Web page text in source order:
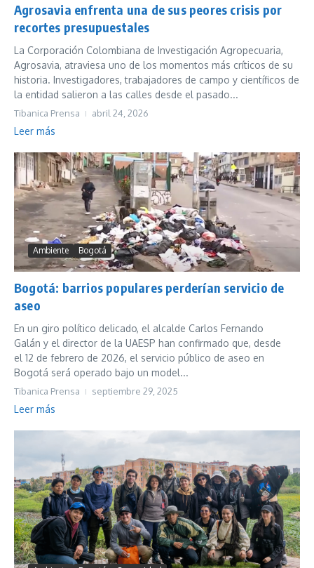
Agrosavia enfrenta una de sus peores crisis por
recortes presupuestales
La Corporación Colombiana de Investigación Agropecuaria,
Agrosavia, atraviesa uno de los momentos más críticos de su
historia. Investigadores, trabajadores de campo y científicos de
la entidad salieron a las calles desde el pasado...
Tibanica Prensa abril 24, 2026
Leer más
Ambiente Bogotá
Bogotá: barrios populares perderían servicio de
aseo
En un giro político delicado, el alcalde Carlos Fernando
Galán y el director de la UAESP han confirmado que, desde
el 12 de febrero de 2026, el servicio público de aseo en
Bogotá será operado bajo un model...
Tibanica Prensa septiembre 29, 2025
Leer más